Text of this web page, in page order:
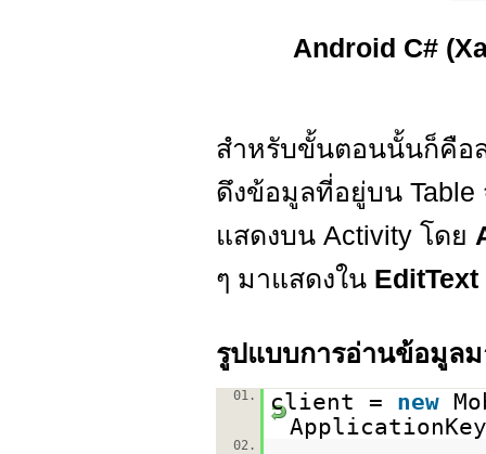
Android C#
สำหรับขั้นตอนนั้นก็คือ
ดึงข้อมูลที่อยู่บน
แสดงบน Activity โดย
ๆ มาแสดงใน EditText
รูปแบบการอ่านข้อมูลม
01. client = new
02.